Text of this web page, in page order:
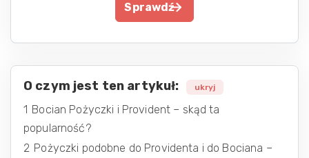
Sprawdź
O czym jest ten artykuł: ukryj
1 Bocian Pożyczki i Provident – skąd ta
popularność?
2 Pożyczki podobne do Providenta i do Bociana –